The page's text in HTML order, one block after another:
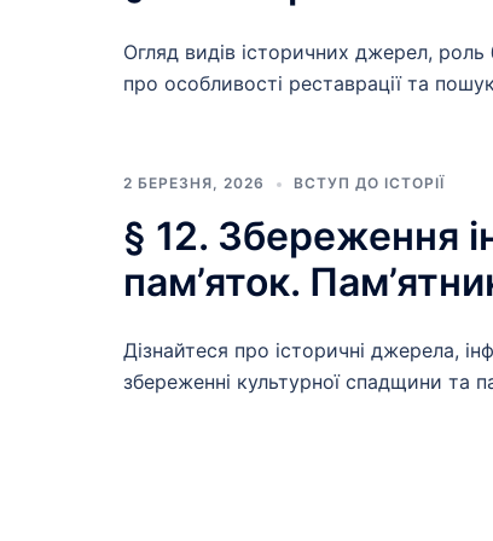
Огляд видів історичних джерел, роль
про особливості реставрації та
2 БЕРЕЗНЯ, 2026 ВСТУП ДО ІСТОРІЇ
§ 12. Збереження
пам’яток.
Дізнайтеся про історичні джерела,
збереженні культурної спадщини та